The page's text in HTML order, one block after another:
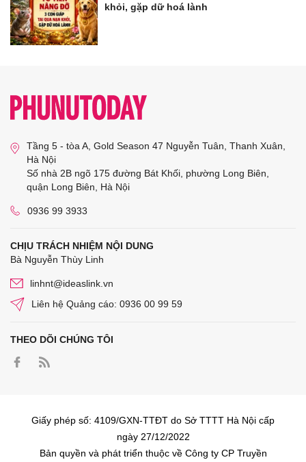
khỏi, gặp dữ hoá lành
Tầng 5 - tòa A, Gold Season 47 Nguyễn Tuân, Thanh Xuân,
Hà Nội
Số nhà 2B ngõ 175 đường Bát Khối, phường Long Biên,
quận Long Biên, Hà Nội
0936 99 3933
CHỊU TRÁCH NHIỆM NỘI DUNG
Bà Nguyễn Thùy Linh
linhnt@ideaslink.vn
Liên hệ Quảng cáo: 0936 00 99 59
THEO DÕI CHÚNG TÔI
Giấy phép số: 4109/GXN-TTĐT do Sở TTTT Hà Nội cấp
ngày 27/12/2022
Bản quyền và phát triển thuộc về Công ty CP Truyền